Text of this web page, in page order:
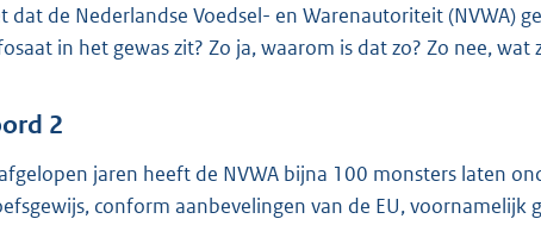
dat de Nederlandse Voedsel- en Warenautoriteit (NVWA)
in het gewas zit? Zo ja, waarom is dat zo? Zo nee,
2
jaren heeft de NVWA bijna 100 monsters laten
conform aanbevelingen van de EU, voornamelijk